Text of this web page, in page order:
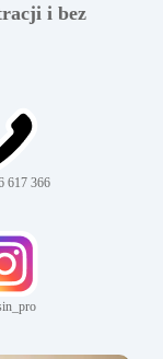
i bez
617 366